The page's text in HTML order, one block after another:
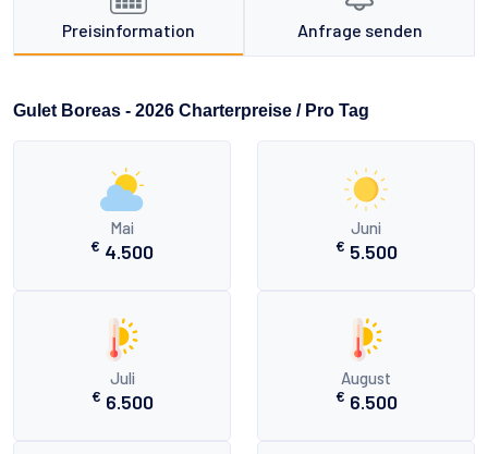
Preisinformation Anfrage senden
Gulet Boreas - 2026 Charterpreise / Pro Tag
Mai
€ 4.500
Juni
€ 5.500
Juli
€ 6.500
August
€ 6.500